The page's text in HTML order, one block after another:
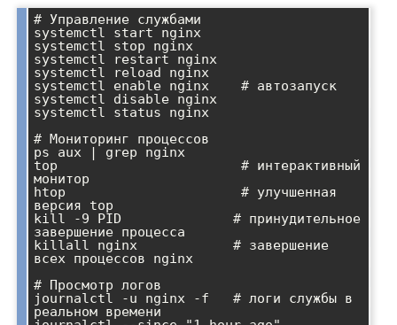
# Управление службами
systemctl start nginx
systemctl stop nginx
systemctl restart nginx
systemctl reload nginx
systemctl enable nginx    # автозапуск
systemctl disable nginx
systemctl status nginx
# Мониторинг процессов
ps aux | grep nginx
top                       # интерактивный
монитор
htop                      # улучшенная
версия top
kill -9 PID              # принудительное
завершение процесса
killall nginx            # завершение
всех процессов nginx
# Просмотр логов
journalctl -u nginx -f   # логи службы в
реальном времени